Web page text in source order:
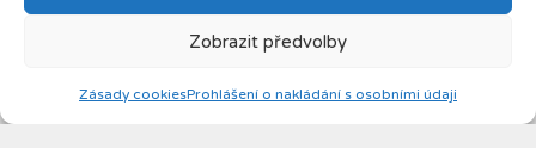
Zobrazit předvolby
Zásady cookiesProhlášení o nakládání s osobními údaji